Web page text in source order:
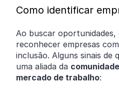
Como identificar
Ao buscar
reconhecer empresas
inclusão. Alguns sinais de
uma aliada da
mercado de trabalho: